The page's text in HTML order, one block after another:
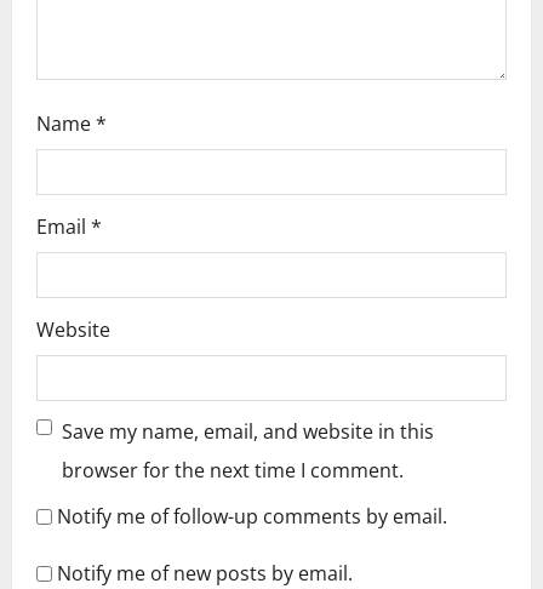
Name*
Email *
Website
Save my name, email, and website in this
browser for the next time I comment.
Notify me of follow-up comments by email.
Notify me of new posts by email.